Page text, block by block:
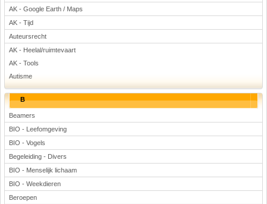
AK - Google Earth / Maps
AK - Tijd
Auteursrecht
AK - Heelal/ruimtevaart
AK - Tools
Autisme
B
Beamers
BIO - Leefomgeving
BIO - Vogels
Begeleiding - Divers
BIO - Menselijk lichaam
BIO - Weekdieren
Beroepen